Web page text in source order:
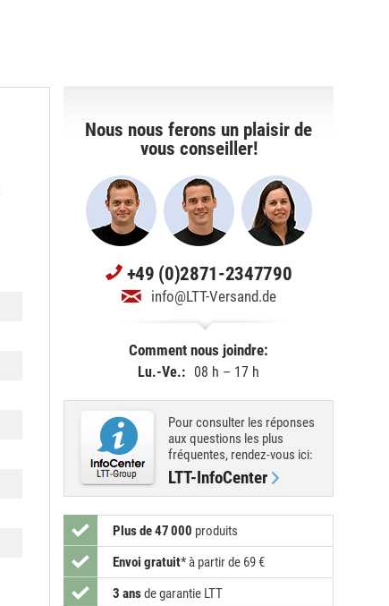
Nous nous ferons un plaisir de
vous conseiller!
+49 (0)2871-2347790
info@LTT-Versand.de
Comment nous joindre:
Lu.-Ve.: 08 h – 17 h
Pour consulter les réponses
aux questions les plus
fréquentes, rendez-vous ici:
LTT-InfoCenter
Plus de 47 000 produits
Envoi gratuit* à partir de 69 €
3 ansde garantie LTT